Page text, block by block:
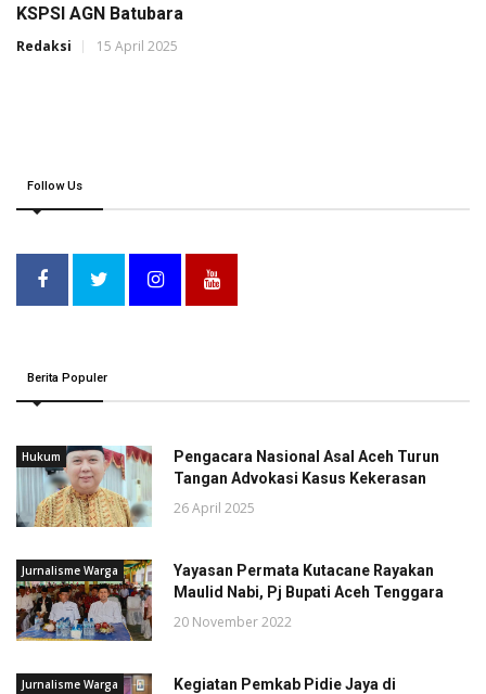
KSPSI AGN Batubara
Redaksi 15 April 2025
Follow Us
Berita Populer
Hukum
Pengacara Nasional Asal Aceh Turun
Tangan Advokasi Kasus Kekerasan
26 April 2025
Jurnalisme Warga
Yayasan Permata Kutacane Rayakan
Maulid Nabi, Pj Bupati Aceh Tenggara
20 November 2022
Jurnalisme Warga
Kegiatan Pemkab Pidie Jaya di